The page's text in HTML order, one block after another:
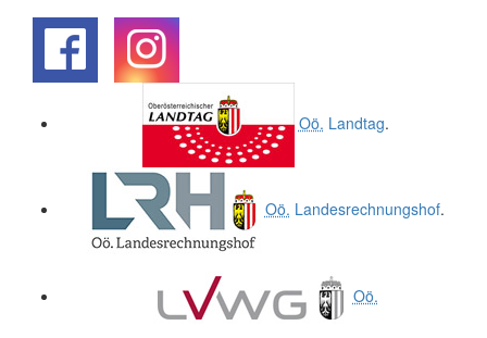
Oö. Landtag.
Oö. Landesrechnungshof.
Oö.